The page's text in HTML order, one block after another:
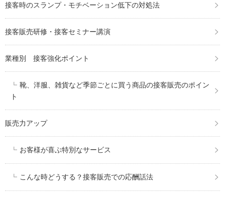
接客時のスランプ・モチベーション低下の対処法
接客販売研修・接客セミナー講演
業種別 接客強化ポイント
靴、洋服、雑貨など季節ごとに買う商品の接客販売のポイン
ト
販売力アップ
お客様が喜ぶ特別なサービス
こんな時どうする？接客販売での応酬話法